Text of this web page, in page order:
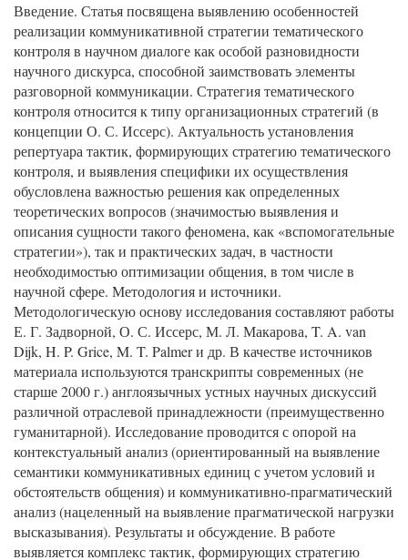
Введение. Статья посвящена выявлению особенностей
реализации коммуникативной стратегии тематического
контроля в научном диалоге как особой разновидности
научного дискурса, способной заимствовать элементы
разговорной коммуникации. Стратегия тематического
контроля относится к типу организационных стратегий (в
концепции О. С. Иссерс). Актуальность установления
репертуара тактик, формирующих стратегию тематического
контроля, и выявления специфики их осуществления
обусловлена важностью решения как определенных
теоретических вопросов (значимостью выявления и
описания сущности такого феномена, как «вспомогательные
стратегии»), так и практических задач, в частности
необходимостью оптимизации общения, в том числе в
научной сфере. Методология и источники.
Методологическую основу исследования составляют работы
Е. Г. Задворной, О. С. Иссерс, М. Л. Макарова, T. A. van
Dijk, H. P. Grice, M. T. Palmer и др. В качестве источников
материала используются транскрипты современных (не
старше 2000 г.) англоязычных устных научных дискуссий
различной отраслевой принадлежности (преимущественно
гуманитарной). Исследование проводится с опорой на
контекстуальный анализ (ориентированный на выявление
семантики коммуникативных единиц с учетом условий и
обстоятельств общения) и коммуникативно-прагматический
анализ (нацеленный на выявление прагматической нагрузки
высказывания). Результаты и обсуждение. В работе
выявляется комплекс тактик, формирующих стратегию